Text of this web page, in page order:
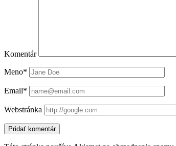
Komentár
Meno*
Email*
Webstránka